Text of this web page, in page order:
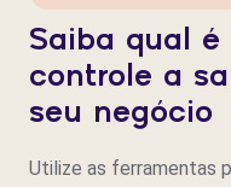
Saiba qual é
controle a
seu negócio
Utilize as ferramentas